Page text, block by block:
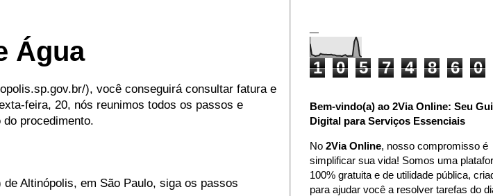
Água
), você conseguirá consultar fatura e
feira, 20, nós reunimos todos os passos e
procedimento.
Altinópolis, em São Paulo, siga os passos
1 0 5 7 4 8 6 0
Bem-vindo(a) ao 2Via Online: Seu
Digital para Serviços Essenciais
No 2Via Online, nosso compromisso é
simplificar sua vida! Somos uma
100% gratuita e de utilidade pública,
para ajudar você a resolver tarefas do